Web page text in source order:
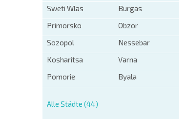
Sweti Wlas
Burgas
Primorsko
Obzor
Sozopol
Nessebar
Kosharitsa
Varna
Pomorie
Byala
Alle Städte (44)